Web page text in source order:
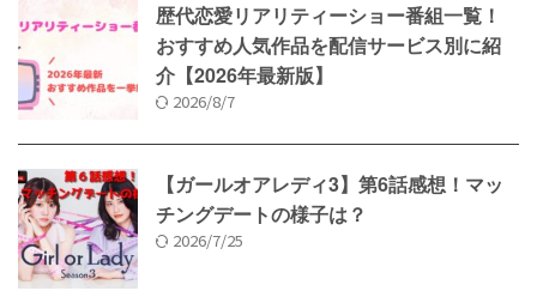
歴代恋愛リアリティーショー番組一覧！
おすすめ人気作品を配信サービス別に紹
介【2026年最新版】
2026/8/7
【ガールオアレディ3】第6話感想！マッ
チングデートの様子は？
2026/7/25